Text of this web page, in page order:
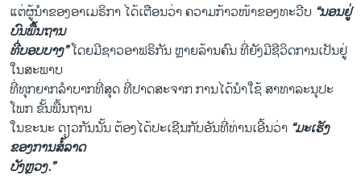
ແຕ່ຜູ້ນຳຂອງອາເມຣິກາ ໄດ້ເຕືອນວ່າ ຄວາມກ້າວໜ້າຂອງທະວີບ “ນອນຢູ່
ບົນພື້ນຖານ
ທີ່ບອບບາງ”ໂດຍມີຊາວອາຟຣິກັນ ຫຼາຍລ້ານຄົນ ທີ່ຍັງມີຊີວິດການເປັນຢູ່
ໃນສະພາບ
ທີ່ທຸກຍາກລຳບາກທີ່ສຸດ ທີ່ປາດສະຈາກ ການໄດ້ນຳໃຊ້ ສາທາລະນຸປະ
ໂພກ ຂັ້ນພື້ນຖານ
ໃນຂະນະ ດຽວກັນນັ້ນ ຕ້ອງໄດ້ປະເຊີນກັບອັນທີ່ທ່ານເອີ້ນວ່າ “ມະເຮັງ
ຂອງການສໍ້ລາດ
ບັງຫຼວງ.”